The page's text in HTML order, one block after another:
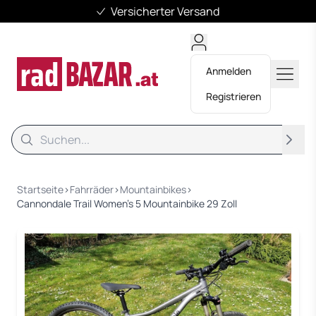
Versicherter Versand
Anmelden
Registrieren
Suche
Startseite›Fahrräder›Mountainbikes›
Cannondale Trail Women's 5 Mountainbike 29 Zoll